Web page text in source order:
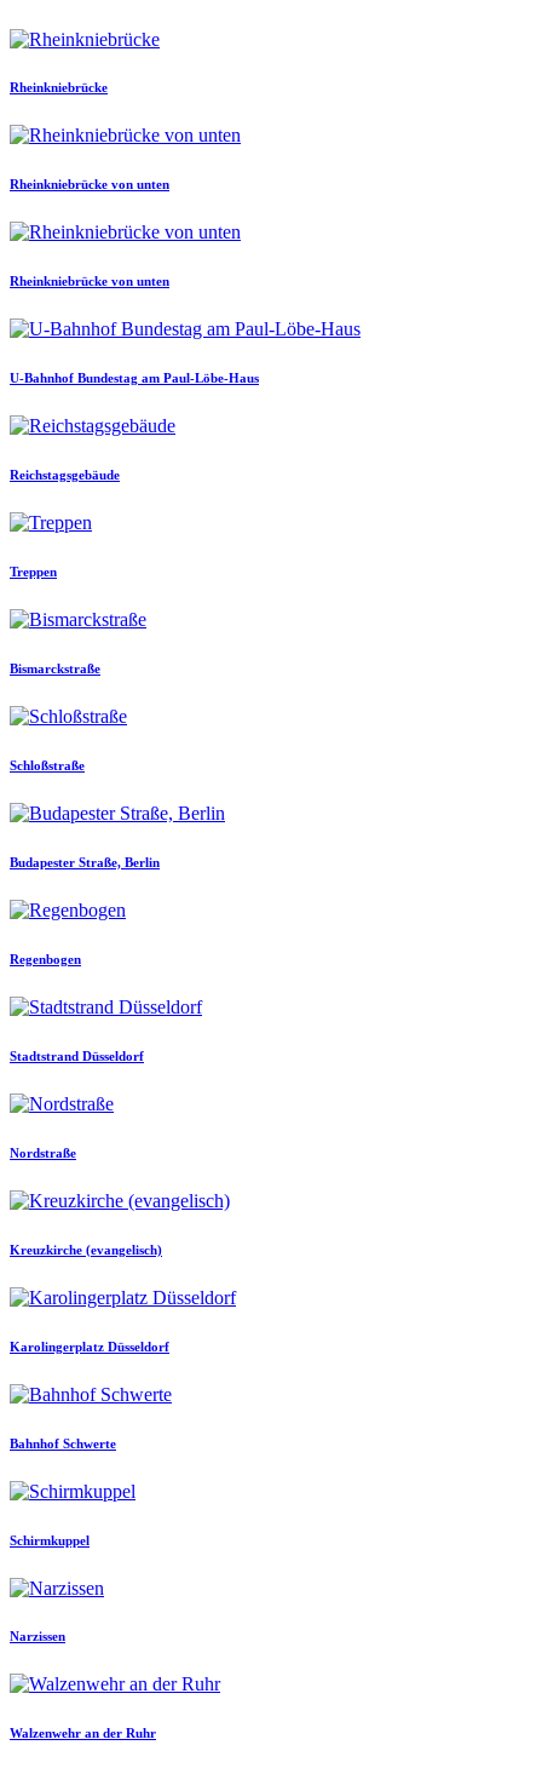
Rheinkniebrücke
Rheinkniebrücke von unten
Rheinkniebrücke von unten
U-Bahnhof Bundestag am Paul-Löbe-Haus
Reichstagsgebäude
Treppen
Bismarckstraße
Schloßstraße
Budapester Straße, Berlin
Regenbogen
Stadtstrand Düsseldorf
Nordstraße
Kreuzkirche (evangelisch)
Karolingerplatz Düsseldorf
Bahnhof Schwerte
Schirmkuppel
Narzissen
Walzenwehr an der Ruhr